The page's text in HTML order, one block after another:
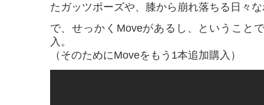
たガッツポーズや、膝から崩れ落ちる日々
で、せっかくMoveがあるし、ということ
入。
（そのためにMoveをもう1本追加購入）